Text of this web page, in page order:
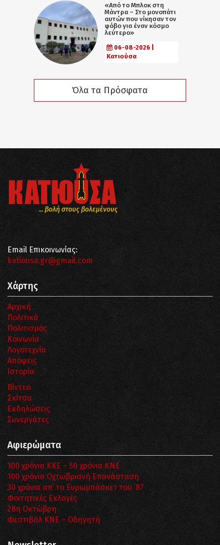
«Από το Μπλοκ στη
Μάντρα – Στο μονοπάτι
αυτών που νίκησαν τον
φόβο για έναν κόσμο
λεύτερο»
06-08-2026 |
Κατιούσα
Όλα τα Πρόσφατα
... βολή στους βολεμένους
Email Επικοινωνίας:
katiousa.gr@gmail.com
Χάρτης
Αρχική
Πολιτικά
Πολιτισμός
Κοινωνία
Λογοτεχνία
Απόψεις
Ιστορία
Βίντεο
Σκίτσα
Εκδηλώσεις
Συνεργάτες
Αφιερώματα
100 χρόνια ΚΚΕ – 50 χρόνια ΚΝΕ
100 χρόνια Οχτωβριανή Επανάσταση
30 χρόνια απ’ το Ευρωμπάσκετ του ΄87
Φοιτητικές Εκλογές
28η Οκτώβρη
Φεστιβάλ ΚΝΕ – Οδηγητή